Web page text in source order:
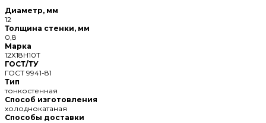
Диаметр, мм
12
Толщина стенки, мм
0,8
Марка
12Х18Н10Т
ГОСТ/ТУ
ГОСТ 9941-81
Тип
тонкостенная
Способ изготовления
холоднокатаная
Способы доставки